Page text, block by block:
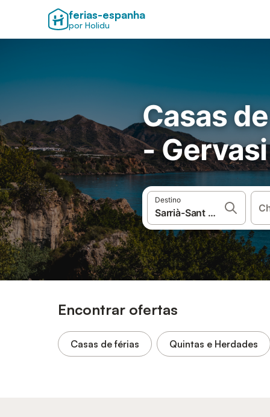
ferias-espanha
por Holidu
Casas
- Gervasi
Destino
Encontrar ofertas
Casas de férias Quintas e Herdades